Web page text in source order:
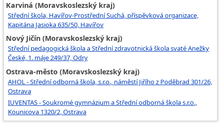
Karviná (Moravskoslezský kraj)
Střední škola, Havířov-Prostřední Suchá, příspěvková organizace,
Kapitána Jasioka 635/50, Havířov
Nový Jičín (Moravskoslezský kraj)
Střední pedagogická škola a Střední zdravotnická škola svaté Anežky
České, 1. máje 249/37, Odry
Ostrava-město (Moravskoslezský kraj)
AHOL - Střední odborná škola, s.r.o., náměstí Jiřího z Poděbrad 301/26,
Ostrava
IUVENTAS - Soukromé gymnázium a Střední odborná škola s.r.o.,
Kounicova 1320/2, Ostrava